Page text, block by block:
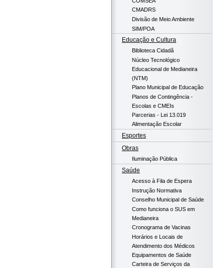
CMADRS
Divisão de Meio Ambiente
SIM/POA
Educação e Cultura
Biblioteca Cidadã
Núcleo Tecnológico
Educacional de Medianeira
(NTM)
Plano Municipal de Educação
Planos de Contingência -
Escolas e CMEIs
Parcerias - Lei 13.019
Alimentação Escolar
Esportes
Obras
Iluminação Pública
Saúde
Acesso à Fila de Espera
Instrução Normativa
Conselho Municipal de Saúde
Como funciona o SUS em
Medianeira
Cronograma de Vacinas
Horários e Locais de
Atendimento dos Médicos
Equipamentos de Saúde
Carteira de Serviços da